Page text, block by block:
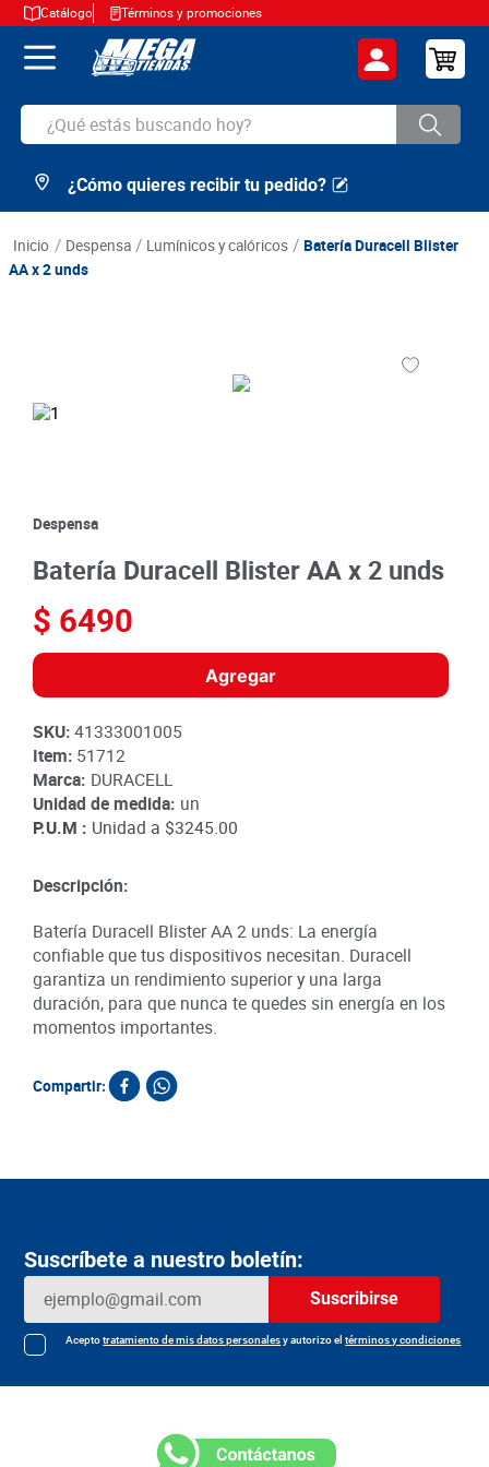
Catálogo Términos y promociones
¿Qué estás buscando hoy?
TÉRMINOS MÁS BUSCADOS
2.
9.
queso
10. papa
¿Cómo quieres recibir tu pedido?
despensa lumínicos y calóricos
Batería Duracell Blister
AA x 2 unds
Despensa
Batería Duracell Blister AA x 2 unds
$ 6490
Agregar
SKU:41333001005
Item: 51712
Marca: DURACELL
Unidad de medida: un
P.U.M : Unidad a $3245.00
Descripción:
Batería Duracell Blister AA 2 unds: La energía
confiable que tus dispositivos necesitan. Duracell
garantiza un rendimiento superior y una larga
duración, para que nunca te quedes sin energía en los
momentos importantes.
Compartir:
Suscríbete a nuestro boletín:
Suscribirse
Aceptotratamiento de mis datos personalesy autorizo eltérminos y condiciones